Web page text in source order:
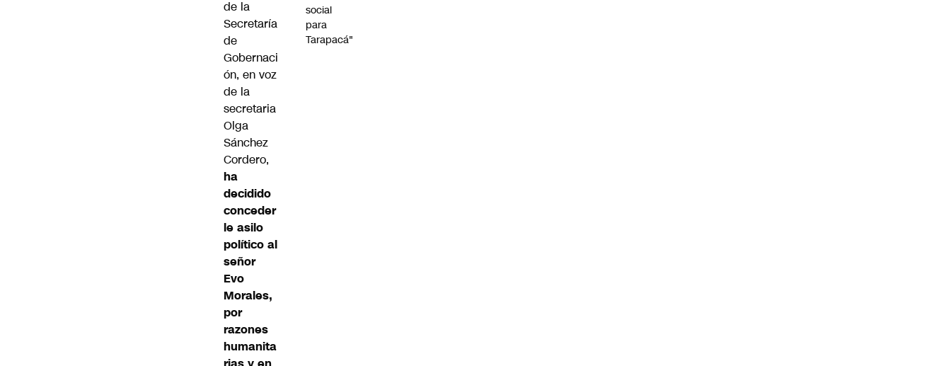
de la
Secretaría
de
Gobernaci
ón, en voz
de la
secretaria
Olga
Sánchez
Cordero,
ha
decidido
conceder
le asilo
político al
señor
Evo
Morales,
por
razones
humanita
social
para
Tarapacá"